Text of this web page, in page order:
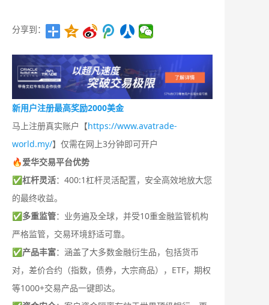
分享到：
新用户注册最高奖励2000美金
马上注册真实账户【https://www.avatrade-
world.my/】仅需在网上3分钟即可开户
🔥爱华交易平台优势
✅杠杆灵活：400:1杠杆灵活配置，安全高效地放大您
的最终收益。
✅多重监管：业务遍及全球，并受10重金融监管机构
严格监管，交易环境舒适可靠。
✅产品丰富：涵盖了大多数金融衍生品，包括货币
对，差价合约（指数，债券，大宗商品），ETF，期权
等1000+交易产品一键即达。